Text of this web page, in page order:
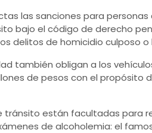
las sanciones para
bajo el código de derecho
delitos de homicidio culposo o
también obligan a los
de pesos con el propósito
tránsito están facultadas para
de alcoholemia: el